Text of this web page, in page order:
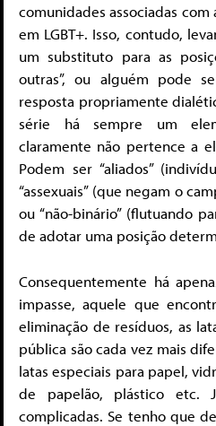
comunidades associadas com
em LGBT+. Isso, contudo,
um substituto para as
outras”, ou alguém pode
resposta propriamente
série há sempre um
claramente não pertence a
Podem ser “aliados”
“assexuais” (que negam o
ou “não-binário” (flutuando
de adotar uma posição
Consequentemente há
impasse, aquele que
eliminação de resíduos, as
pública são cada vez mais
latas especiais para papel,
de papelão, plástico etc.
complicadas. Se tenho que